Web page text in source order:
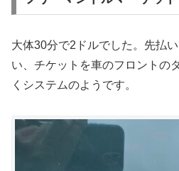
大体30分で2ドルでした。先払
い、チケットを車のフロントの
くシステムのようです。